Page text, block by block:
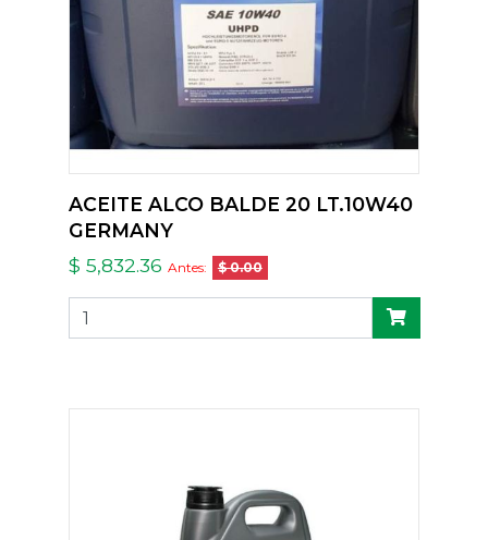
ACEITE ALCO BALDE 20 LT.10W40
GERMANY
$ 5,832.36 Antes: $ 0.00